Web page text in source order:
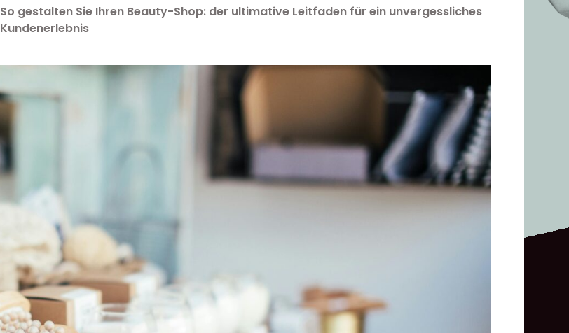
So gestalten Sie Ihren Beauty-Shop: der ultimative Leitfaden für ein unvergessliches
Kundenerlebnis